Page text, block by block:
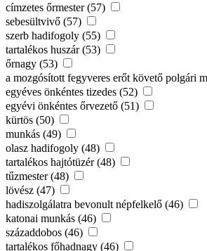
címzetes őrmester (57)
sebesültvivő (57)
szerb hadifogoly (55)
tartalékos huszár (53)
őrnagy (53)
a mozgósított fegyveres erőt követő polgári
egyéves önkéntes tizedes (52)
egyévi önkéntes őrvezető (51)
kürtös (50)
munkás (49)
olasz hadifogoly (48)
tartalékos hajtótüzér (48)
tűzmester (48)
lövész (47)
hadiszolgálatra bevonult népfelkelő (46)
katonai munkás (46)
századdobos (46)
tartalékos főhadnagy (46)